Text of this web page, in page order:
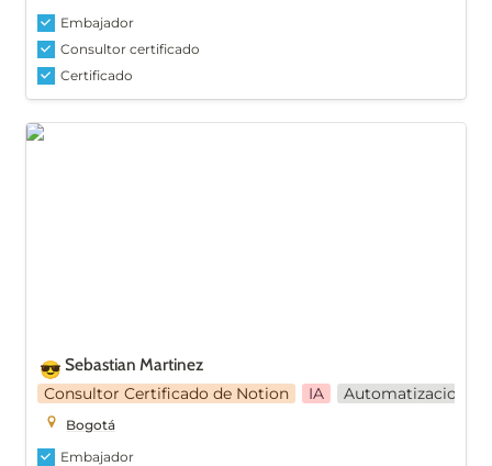
Embajador
Consultor certificado
Certificado
Sebastian Martinez
😎 Sebastian Martinez
Consultor Certificado de Notion IA Automatizaciones
Bogotá
Embajador